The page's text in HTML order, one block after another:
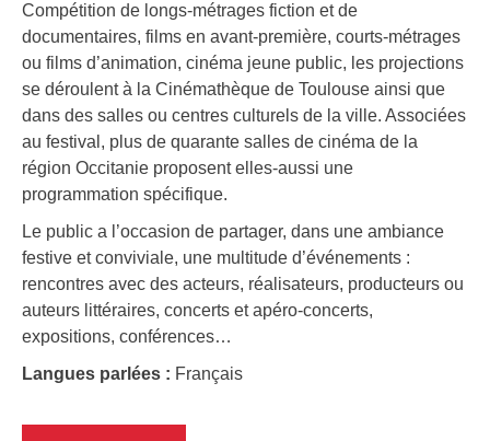
Compétition de longs-métrages fiction et de
documentaires, films en avant-première, courts-métrages
ou films d’animation, cinéma jeune public, les projections
se déroulent à la Cinémathèque de Toulouse ainsi que
dans des salles ou centres culturels de la ville. Associées
au festival, plus de quarante salles de cinéma de la
région Occitanie proposent elles-aussi une
programmation spécifique.
Le public a l’occasion de partager, dans une ambiance
festive et conviviale, une multitude d’événements :
rencontres avec des acteurs, réalisateurs, producteurs ou
auteurs littéraires, concerts et apéro-concerts,
expositions, conférences…
Langues parlées : Français